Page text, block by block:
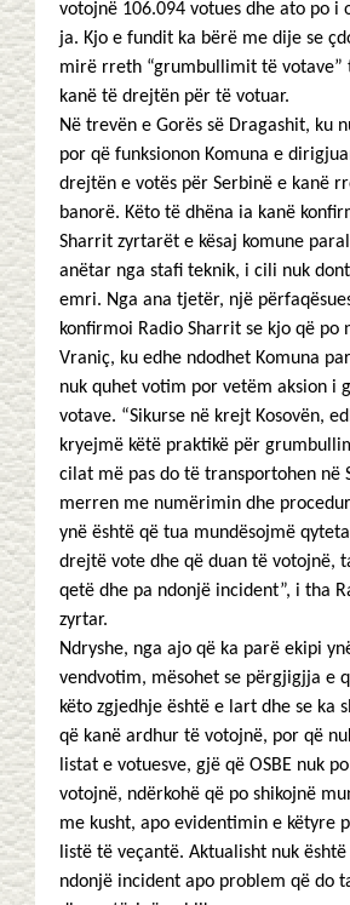
votojnë 106.094 votues dhe ato po i
ja. Kjo e fundit ka bërë me dije se
mirë rreth “grumbullimit të votave”
kanë të drejtën për të votuar.
Në trevën e Gorës së Dragashit, ku
por që funksionon Komuna e
drejtën e votës për Serbinë e kanë
banorë. Këto të dhëna ia kanë
Sharrit zyrtarët e kësaj komune
anëtar nga stafi teknik, i cili nuk
emri. Nga ana tjetër, një
konfirmoi Radio Sharrit se kjo që po
Vraniç, ku edhe ndodhet Komuna
nuk quhet votim por vetëm aksion i
votave. “Sikurse në krejt Kosovën,
kryejmë këtë praktikë për
cilat më pas do të transportohen në
merren me numërimin dhe
ynë është që tua mundësojmë
drejtë vote dhe që duan të votojnë,
qetë dhe pa ndonjë incident”, i tha
zyrtar.
Ndryshe, nga ajo që ka parë ekipi
vendvotim, mësohet se përgjigjja e
këto zgjedhje është e lart dhe se ka
që kanë ardhur të votojnë, por që
listat e votuesve, gjë që OSBE nuk
votojnë, ndërkohë që po shikojnë
me kusht, apo evidentimin e këtyre
listë të veçantë. Aktualisht nuk
ndonjë incident apo problem që do